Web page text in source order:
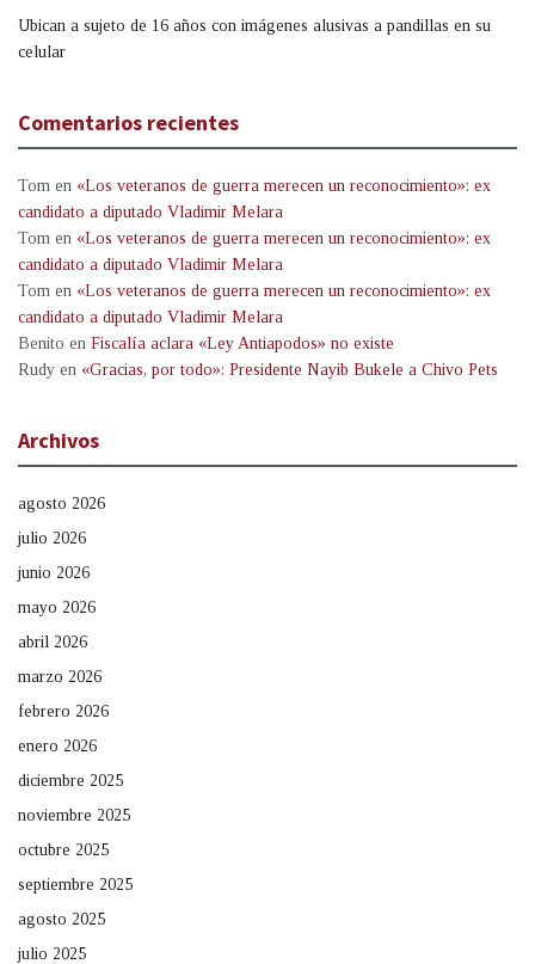
Ubican a sujeto de 16 años con imágenes alusivas a pandillas en su
celular
Comentarios recientes
Tom en «Los veteranos de guerra merecen un reconocimiento»: ex
candidato a diputado Vladimir Melara
Tom en «Los veteranos de guerra merecen un reconocimiento»: ex
candidato a diputado Vladimir Melara
Tom en «Los veteranos de guerra merecen un reconocimiento»: ex
candidato a diputado Vladimir Melara
Benito en Fiscalía aclara «Ley Antiapodos» no existe
Rudy en «Gracias, por todo»: Presidente Nayib Bukele a Chivo Pets
Archivos
agosto 2026
julio 2026
junio 2026
mayo 2026
abril 2026
marzo 2026
febrero 2026
enero 2026
diciembre 2025
noviembre 2025
octubre 2025
septiembre 2025
agosto 2025
julio 2025